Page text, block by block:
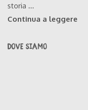
storia ...
Continua a leggere
DOVE SIAMO